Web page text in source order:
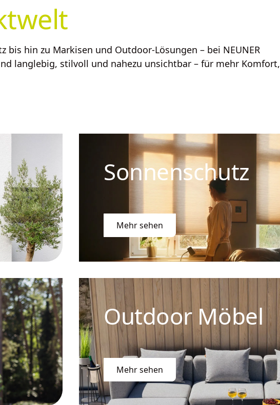
hin zu Markisen und Outdoor-Lösungen – bei NEUNER
langlebig, stilvoll und nahezu unsichtbar – für mehr Komfort,
Sonnenschutz
Mehr sehen
Outdoor Möbel
Mehr sehen